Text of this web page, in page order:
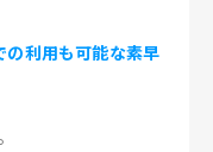
の利用も可能な素早